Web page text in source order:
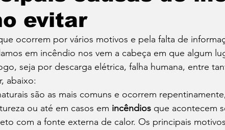
Roupas Sonho
evitar
ocorrem por vários motivos e pela falta de
em incêndio nos vem a cabeça em que algum
seja por descarga elétrica, falha humana, entre
abaixo:
são as mais comuns e ocorrem
ou até em casos em incêndios que acontecem
com a fonte externa de calor. Os principais